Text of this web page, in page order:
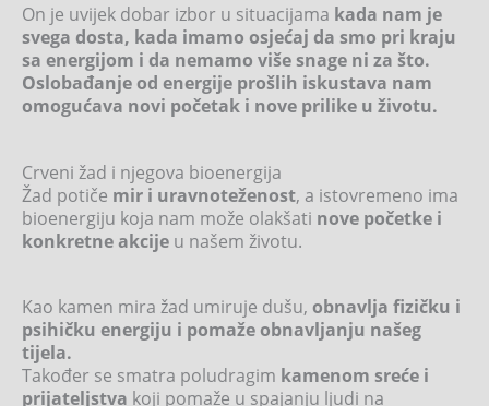
On je uvijek dobar izbor u situacijama kada nam je
svega dosta, kada imamo osjećaj da smo pri kraju
sa energijom i da nemamo više snage ni za što.
Oslobađanje od energije prošlih iskustava nam
omogućava novi početak i nove prilike u životu.
Crveni žad i njegova bioenergija
Žad potiče mir i uravnoteženost, a istovremeno ima
bioenergiju koja nam može olakšati nove početke i
konkretne akcije u našem životu.
Kao kamen mira žad umiruje dušu, obnavlja fizičku i
psihičku energiju i pomaže obnavljanju našeg
tijela.
Također se smatra poludragim kamenom sreće i
prijateljstva koji pomaže u spajanju ljudi na